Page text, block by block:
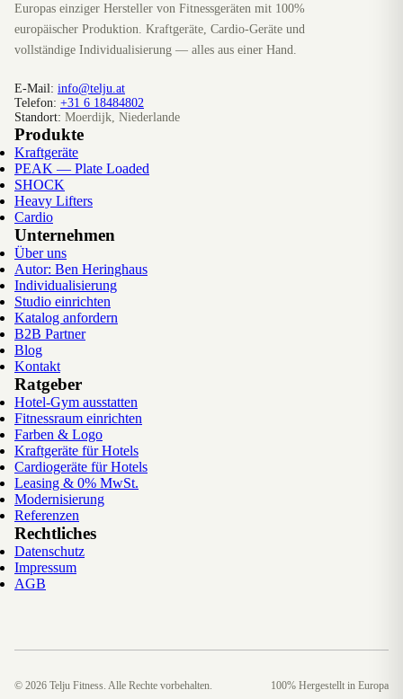
Europas einziger Hersteller von Fitnessgeräten mit 100%
europäischer Produktion. Kraftgeräte, Cardio-Geräte und
vollständige Individualisierung — alles aus einer Hand.
E-Mail: info@telju.at
Telefon: +31 6 18484802
Standort: Moerdijk, Niederlande
Produkte
Kraftgeräte
PEAK — Plate Loaded
SHOCK
Heavy Lifters
Cardio
Unternehmen
Über uns
Autor: Ben Heringhaus
Individualisierung
Studio einrichten
Katalog anfordern
B2B Partner
Blog
Kontakt
Ratgeber
Hotel-Gym ausstatten
Fitnessraum einrichten
Farben & Logo
Kraftgeräte für Hotels
Cardiogeräte für Hotels
Leasing & 0% MwSt.
Modernisierung
Referenzen
Rechtliches
Datenschutz
Impressum
AGB
© 2026 Telju Fitness. Alle Rechte vorbehalten. 100% Hergestellt in Europa